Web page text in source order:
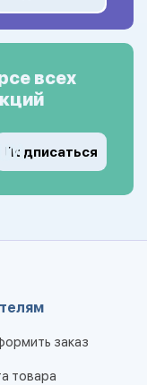
всех
Подписаться
заказ
товара